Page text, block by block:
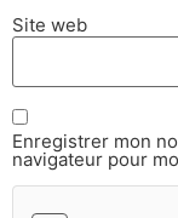
Site web
Enregistrer mon
navigateur pour